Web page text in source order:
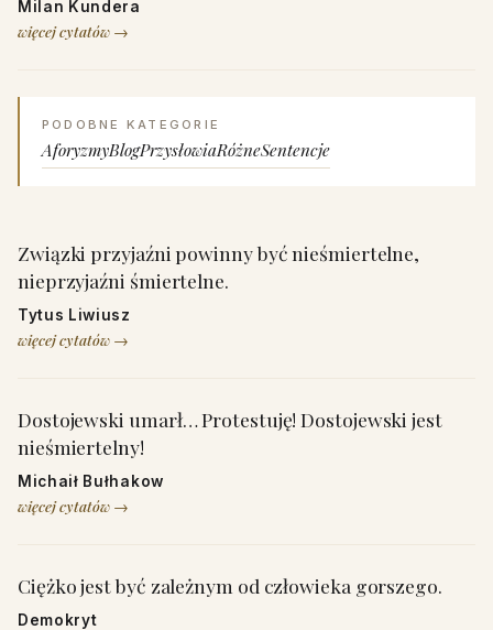
Milan Kundera
więcej cytatów →
PODOBNE KATEGORIE
AforyzmyBlogPrzysłowiaRóżneSentencje
Związki przyjaźni powinny być nieśmiertelne,
nieprzyjaźni śmiertelne.
Tytus Liwiusz
więcej cytatów →
Dostojewski umarł… Protestuję! Dostojewski jest
nieśmiertelny!
Michaił Bułhakow
więcej cytatów →
Ciężko jest być zależnym od człowieka gorszego.
Demokryt